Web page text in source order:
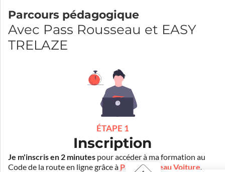
Parcours pédagogique
Avec Pass Rousseau et EASY
TRELAZE
ÉTAPE 1
Inscription
Je m'inscris en 2 minutes pour accéder à ma formation au
Code de la route en ligne grâce à Pass Rousseau Voiture.